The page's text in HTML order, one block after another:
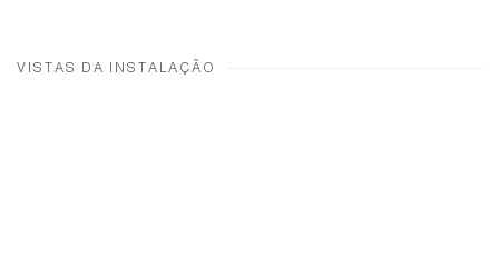
VISTAS DA INSTALAÇÃO